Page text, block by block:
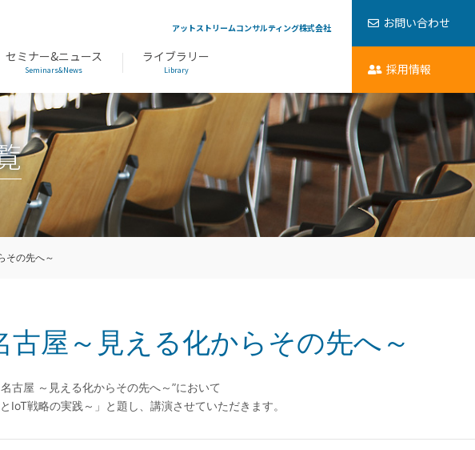
セミナー&ニュース
Seminars&News
ライブラリー
Library
アットストリームコンサルティング株式会社 お問い合わせ
採用情報
その先へ～
屋～見える化からその先へ～
古屋 ～見える化からその先へ～”において
戦略の実践～」と題し、講演させていただきます。